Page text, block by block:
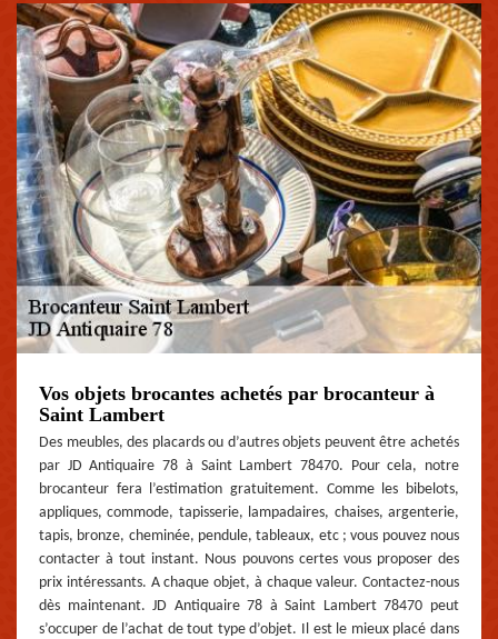
Vos objets brocantes achetés par brocanteur à
Saint Lambert
Des meubles, des placards ou d’autres objets peuvent être achetés
par JD Antiquaire 78 à Saint Lambert 78470. Pour cela, notre
brocanteur fera l’estimation gratuitement. Comme les bibelots,
appliques, commode, tapisserie, lampadaires, chaises, argenterie,
tapis, bronze, cheminée, pendule, tableaux, etc ; vous pouvez nous
contacter à tout instant. Nous pouvons certes vous proposer des
prix intéressants. A chaque objet, à chaque valeur. Contactez-nous
dès maintenant. JD Antiquaire 78 à Saint Lambert 78470 peut
s’occuper de l’achat de tout type d’objet. Il est le mieux placé dans